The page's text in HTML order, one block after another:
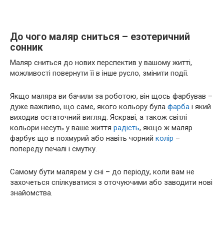
До чого маляр сниться – езотеричний
сонник
Маляр сниться до нових перспектив у вашому житті,
можливості повернути її в інше русло, змінити події.
Якщо маляра ви бачили за роботою, він щось фарбував –
дуже важливо, що саме, якого кольору була фарба і який
виходив остаточний вигляд. Яскраві, а також світлі
кольори несуть у ваше життя радість, якщо ж маляр
фарбує що в похмурий або навіть чорний колір –
попереду печалі і смутку.
Самому бути малярем у сні – до періоду, коли вам не
захочеться спілкуватися з оточуючими або заводити нові
знайомства.